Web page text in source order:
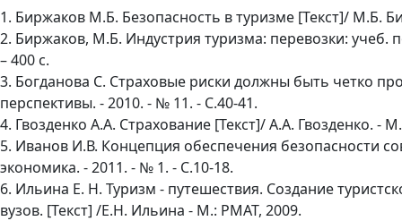
1. Биржаков М.Б. Безопасность в туризме [Текст]/ М.Б.
2. Биржаков, М.Б. Индустрия туризма: перевозки:
– 400 с.
3. Богданова С. Страховые риски должны быть четко
перспективы. - 2010. - № 11. - С.40-41.
4. Гвозденко А.А. Страхование [Текст]/ А.А. Гвозденко. -
5. Иванов И.В. Концепция обеспечения безопасности
экономика. - 2011. - № 1. - С.10-18.
6. Ильина Е. Н. Туризм - путешествия. Создание
вузов. [Текст] /Е.Н. Ильина - М.: РМАТ, 2009.